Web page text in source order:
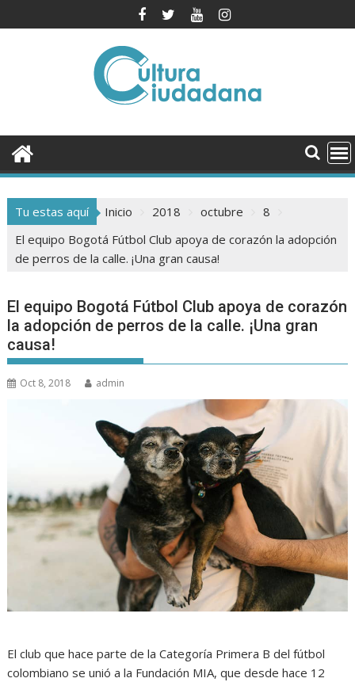
al
Tu estas aquí Inicio 2018 octubre
8
El equipo Bogotá Fútbol Club apoya de corazón la adopción
de perros de la calle. ¡Una gran causa!
El equipo Bogotá Fútbol Club apoya de corazón
la adopción de perros de la calle. ¡Una gran
causa!
Oct 8, 2018 admin
El club que hace parte de la Categoría Primera B del fútbol
colombiano se unió a la Fundación MIA, que desde hace 12